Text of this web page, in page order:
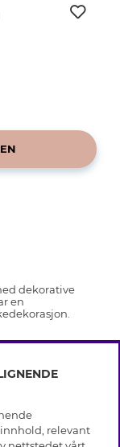
dekorative
en
relevant